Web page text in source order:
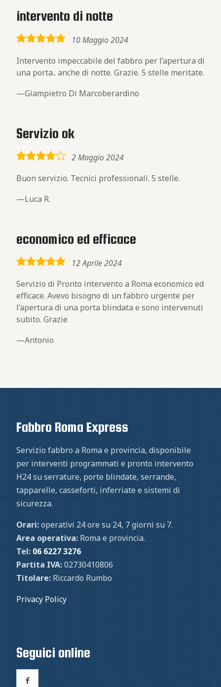
intervento di notte
5,0
10 Maggio 2024
Intervento impeccabile del fabbro per l’apertura di
una porta.. anche di notte. Grazie. 5 stelle meritate.
Giampietro Di Marcoberardino
Servizio ok
4,0
2 Maggio 2024
Buon servizio. Tecnici professionali. 5 stelle.
Luca R.
economico ed efficace
5,0
12 Aprile 2024
Servizio di Pronto intervento a Roma economico ed
efficace. Avevo bisogno di un fabbro urgente per
l’apertura di una porta blindata e sono intervenuti
subito. Grazie
Antonio
Fabbro Roma Express
Servizio fabbro a Roma e provincia, disponibile
per interventi programmati e pronto intervento
H24 su serrature, porte blindate, serrande,
tapparelle, casseforti, inferriate e sistemi di
sicurezza.
Orari:operativi 24 ore su 24, 7 giorni su 7.
Area operativa: Roma e provincia.
Tel: 06 6227 3276
Partita IVA:02730410806
Titolare: Riccardo Rumbo
Privacy Policy
Seguici online